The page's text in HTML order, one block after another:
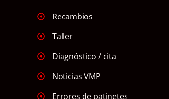
Recambios
Taller
Diagnóstico / cita
Noticias VMP
Errores de patinetes